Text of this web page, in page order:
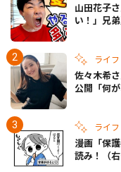
山田花子
い！」兄
ライフ
佐々木希
公開「何
ライフ
漫画「保
読み！（